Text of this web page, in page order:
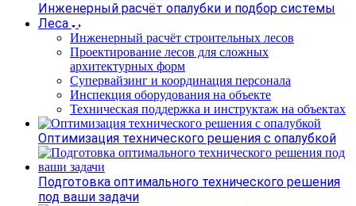
Инженерный расчёт опалубки и подбор системы
Леса
Инженерный расчёт строительных лесов
Проектирование лесов для сложных
архитектурных форм
Супервайзинг и координация персонала
Инспекция оборудования на объекте
Техническая поддержка и инструктаж на объектах
Оптимизация технического решения с опалубкой
Подготовка оптимального технического решения
под ваши задачи